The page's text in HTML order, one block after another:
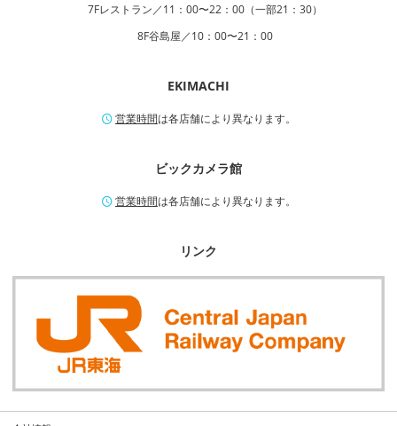
7Fレストラン／11：00〜22：00（一部21：30）
8F谷島屋／10：00〜21：00
EKIMACHI
営業時間は各店舗により異なります。
ビックカメラ館
営業時間は各店舗により異なります。
リンク